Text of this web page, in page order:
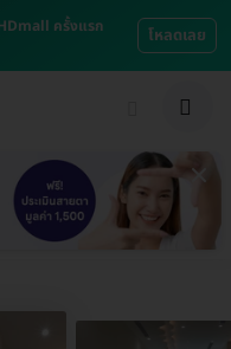
ครั้งแรก
โหลดเลย